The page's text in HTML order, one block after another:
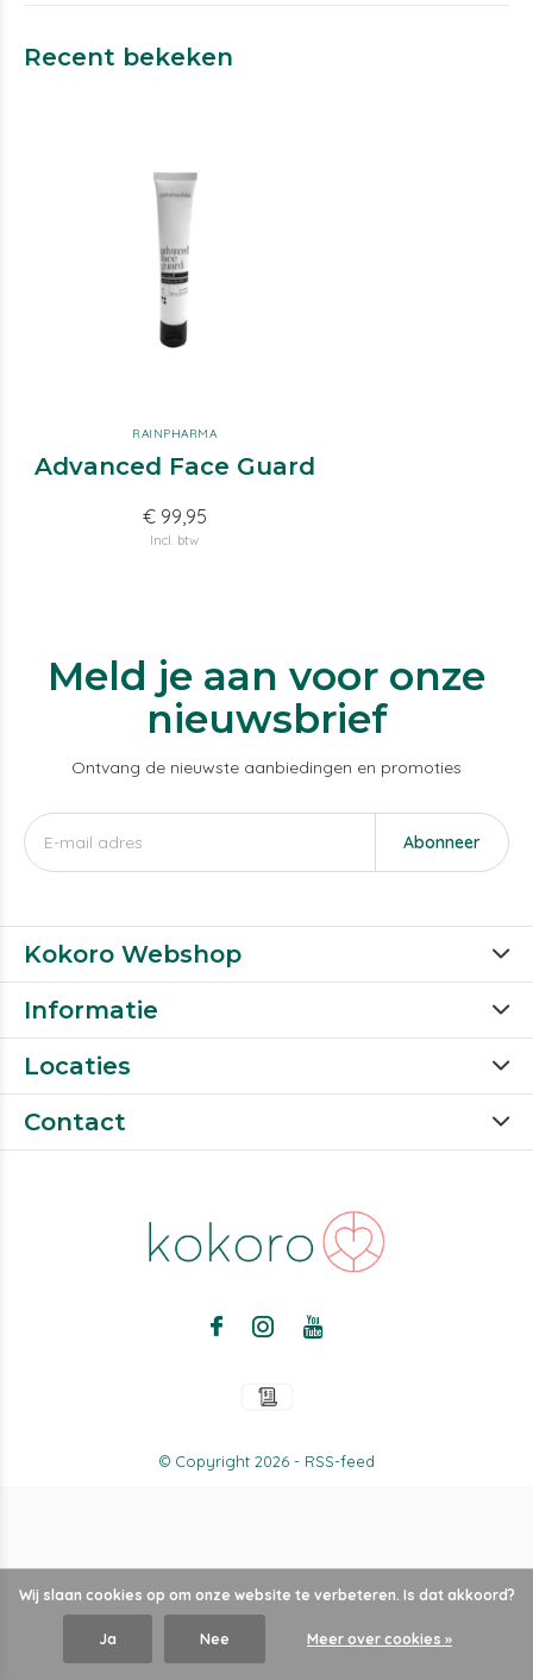
Recent bekeken
RAINPHARMA
Advanced Face Guard
€ 99,95
Incl. btw
Meld je aan voor onze
nieuwsbrief
Ontvang de nieuwste aanbiedingen en promoties
Abonneer
Kokoro Webshop
Informatie
Locaties
Contact
© Copyright 2026- RSS-feed
Wij slaan cookies op om onze website te verbeteren. Is dat akkoord?
Ja Nee Meer over cookies »